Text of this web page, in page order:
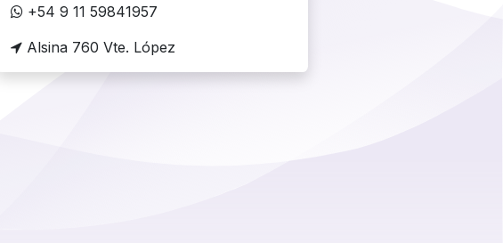
+54 9 11 59841957
Alsina 760 Vte. López